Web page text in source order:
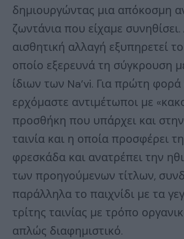
δημιουργώντας μια απόκοσμη
ζωντάνια που είχαμε
αισθητική αλλαγή εξυπηρετεί
οποίο εξερευνά τη σύγκρουση
ίδιων των Na’vi. Για πρώτη φορά
ερχόμαστε αντιμέτωποι με
προσθήκη που υπάρχει και
ταινία και η οποία προσφέρει
φρεσκάδα και ανατρέπει την
των προηγούμενων τίτλων,
παράλληλα το παιχνίδι με τα
τρίτης ταινίας με τρόπο
απλώς διαφημιστικό.